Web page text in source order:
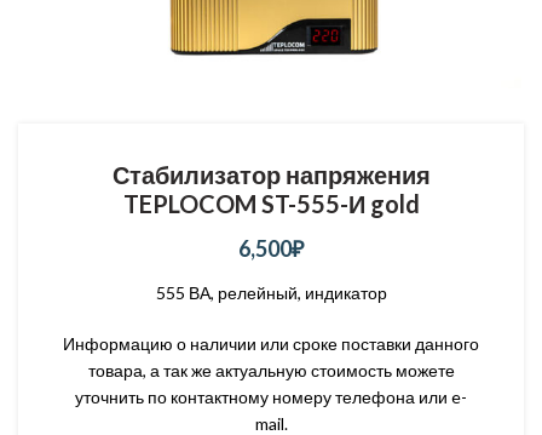
Стабилизатор напряжения
TEPLOCOM ST-555-И gold
6,500₽
555 ВА, релейный, индикатор
Информацию о наличии или сроке поставки данного
товара, а так же актуальную стоимость можете
уточнить по контактному номеру телефона или e-
mail.